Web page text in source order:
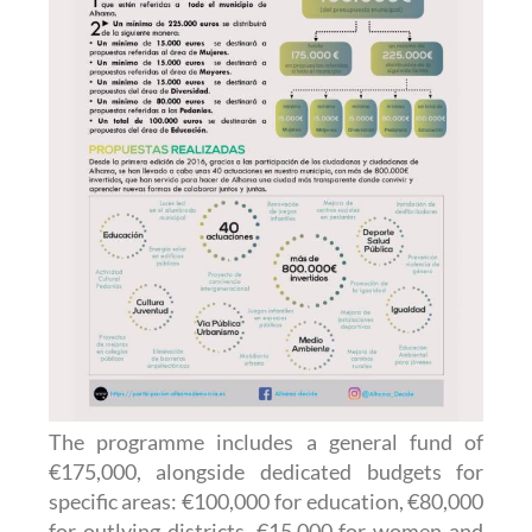
The programme includes a general fund of
€175,000, alongside dedicated budgets for